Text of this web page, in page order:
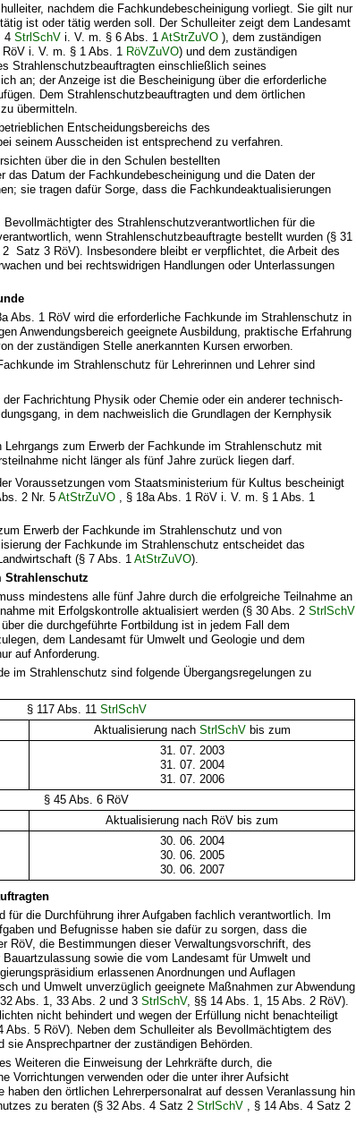
nachdem die Fachkundebescheinigung vorliegt. Sie gilt nur
ist oder tätig werden soll. Der Schulleiter zeigt dem Landesamt
4StrlSchV i. V. m. § 6 Abs. 1AtStrZuVO ), dem zuständigen
i. V. m. § 1 Abs. 1 RöVZuVO) und dem zuständigen
Strahlenschutzbeauftragten einschließlich seines
an; der Anzeige ist die Bescheinigung über die erforderliche
Dem Strahlenschutzbeauftragten und dem örtlichen
übermitteln.
Entscheidungsbereichs des
seinem Ausscheiden ist entsprechend zu verfahren.
über die in den Schulen bestellten
das Datum der Fachkundebescheinigung und die Daten der
sie tragen dafür Sorge, dass die Fachkundeaktualisierungen
des Strahlenschutzverantwortlichen für die
wenn Strahlenschutzbeauftragte bestellt wurden (§ 31
2 Satz 3 RöV). Insbesondere bleibt er verpflichtet, die Arbeit des
und bei rechtswidrigen Handlungen oder Unterlassungen
Abs. 1 RöV wird die erforderliche Fachkunde im Strahlenschutz in
Anwendungsbereich geeignete Ausbildung, praktische Erfahrung
der zuständigen Stelle anerkannten Kursen erworben.
im Strahlenschutz für Lehrerinnen und Lehrer sind
Fachrichtung Physik oder Chemie oder ein anderer technisch-
in dem nachweislich die Grundlagen der Kernphysik
zum Erwerb der Fachkunde im Strahlenschutz mit
nicht länger als fünf Jahre zurück liegen darf.
Voraussetzungen vom Staatsministerium für Kultus bescheinigt
2 Nr. 5AtStrZuVO , § 18a Abs. 1 RöV i. V. m. § 1 Abs. 1
Erwerb der Fachkunde im Strahlenschutz und von
der Fachkunde im Strahlenschutz entscheidet das
(§ 7 Abs. 1AtStrZuVO).
Strahlenschutz
mindestens alle fünf Jahre durch die erfolgreiche Teilnahme an
mit Erfolgskontrolle aktualisiert werden (§ 30 Abs. 2StrlSchV
die durchgeführte Fortbildung ist in jedem Fall dem
dem Landesamt für Umwelt und Geologie und dem
auf Anforderung.
im Strahlenschutz sind folgende Übergangsregelungen zu
§ 117 Abs. 11 StrlSchV
Aktualisierung nach StrlSchVbis zum
31. 07. 2003
31. 07. 2004
31. 07. 2006
§ 45 Abs. 6 RöV
Aktualisierung nach RöV bis zum
30. 06. 2004
30. 06. 2005
30. 06. 2007
für die Durchführung ihrer Aufgaben fachlich verantwortlich. Im
und Befugnisse haben sie dafür zu sorgen, dass die
RöV, die Bestimmungen dieser Verwaltungsvorschrift, des
sowie die vom Landesamt für Umwelt und
erlassenen Anordnungen und Auflagen
und Umwelt unverzüglich geeignete Maßnahmen zur Abwendung
Abs. 1, 33 Abs. 2 und 3StrlSchV, §§ 14 Abs. 1, 15 Abs. 2 RöV).
nicht behindert und wegen der Erfüllung nicht benachteiligt
Abs. 5 RöV). Neben dem Schulleiter als Bevollmächtigtem des
Ansprechpartner der zuständigen Behörden.
Weiteren die Einweisung der Lehrkräfte durch, die
Vorrichtungen verwenden oder die unter ihrer Aufsicht
haben den örtlichen Lehrerpersonalrat auf dessen Veranlassung hin
zu beraten (§ 32 Abs. 4 Satz 2StrlSchV , § 14 Abs. 4 Satz 2